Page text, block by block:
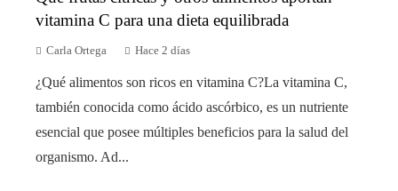
vitamina C para una dieta equilibrada
Carla Ortega Hace 2 días
¿Qué alimentos son ricos en vitamina C?La vitamina C,
también conocida como ácido ascórbico, es un nutriente
esencial que posee múltiples beneficios para la salud del
organismo. Ad...